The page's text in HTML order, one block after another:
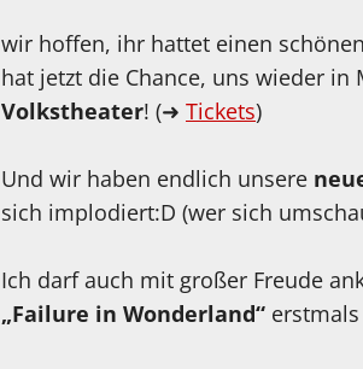
wir hoffen, ihr hattet einen
hat jetzt die Chance, uns wieder in
Volkstheater! (➜ Tickets)
Und wir haben endlich unsere
sich implodiert:D (wer sich
Ich darf auch mit großer Freude
„Failure in Wonderland“